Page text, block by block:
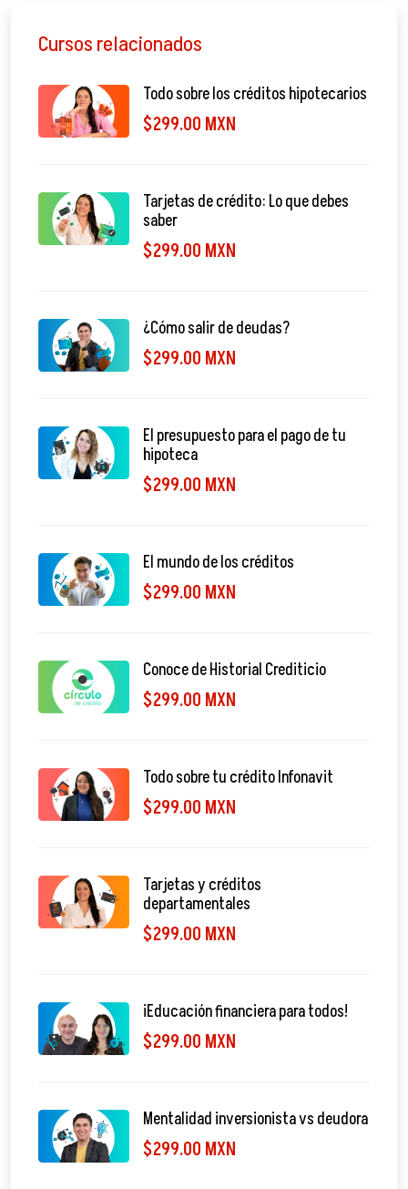
Cursos relacionados
Todo sobre los créditos hipotecarios
$299.00 MXN
Tarjetas de crédito: Lo que debes
saber
$299.00 MXN
¿Cómo salir de deudas?
$299.00 MXN
El presupuesto para el pago de tu
hipoteca
$299.00 MXN
El mundo de los créditos
$299.00 MXN
Conoce de Historial Crediticio
$299.00 MXN
Todo sobre tu crédito Infonavit
$299.00 MXN
Tarjetas y créditos
departamentales
$299.00 MXN
¡Educación financiera para todos!
$299.00 MXN
Mentalidad inversionista vs deudora
$299.00 MXN